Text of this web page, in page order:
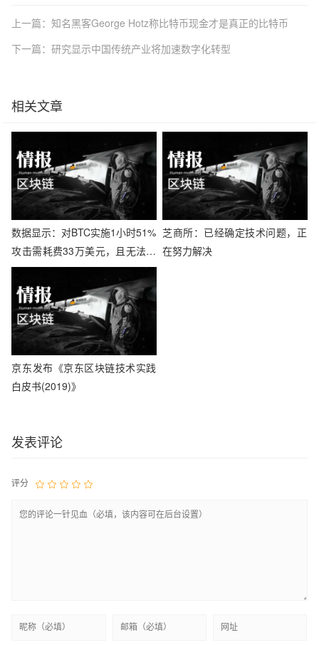
上一篇：知名黑客George Hotz称比特币现金才是真正的比特币
下一篇：研究显示中国传统产业将加速数字化转型
相关文章
数据显示：对BTC实施1小时51%
攻击需耗费33万美元，且无法租
赁算力
芝商所：已经确定技术问题，正
在努力解决
京东发布《京东区块链技术实践
白皮书(2019)》
发表评论
评分